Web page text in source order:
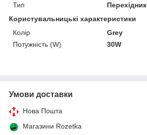
Тип
Перехідник
Користувальницькі характеристики
Колір
Grey
Потужність (W)
30W
Умови доставки
Нова Пошта
Магазини Rozetka